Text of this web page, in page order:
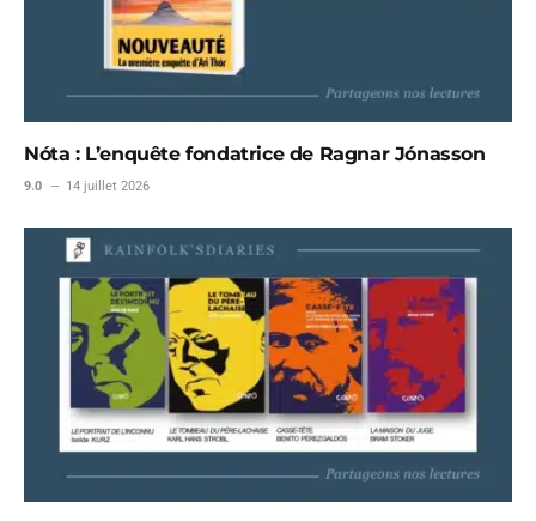
Nóta : L’enquête fondatrice de Ragnar Jónasson
9.0 14 juillet 2026